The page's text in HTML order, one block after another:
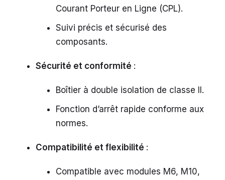
Courant Porteur en Ligne (CPL).
Suivi précis et sécurisé des
composants.
Sécurité et conformité :
Boîtier à double isolation de classe II.
Fonction d’arrêt rapide conforme aux
normes.
Compatibilité et flexibilité :
Compatible avec modules M6, M10,